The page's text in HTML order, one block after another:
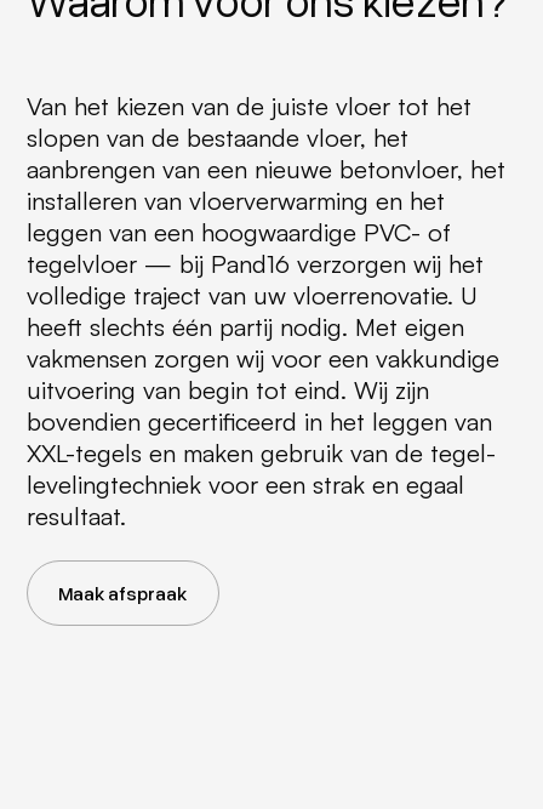
Van het kiezen van de juiste vloer tot het
slopen van de bestaande vloer, het
aanbrengen van een nieuwe betonvloer, het
installeren van vloerverwarming en het
leggen van een hoogwaardige PVC- of
tegelvloer — bij Pand16 verzorgen wij het
volledige traject van uw vloerrenovatie. U
heeft slechts één partij nodig. Met eigen
vakmensen zorgen wij voor een vakkundige
uitvoering van begin tot eind. Wij zijn
bovendien gecertificeerd in het leggen van
XXL-tegels en maken gebruik van de tegel-
levelingtechniek voor een strak en egaal
resultaat.
Maak afspraak